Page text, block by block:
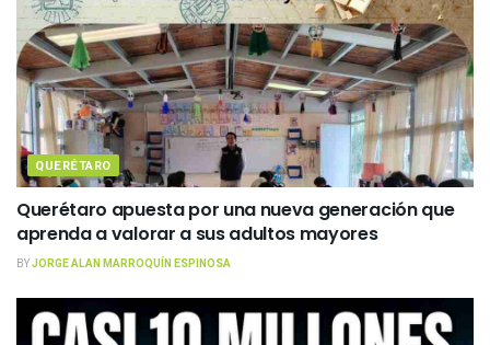
QUERÉTARO
Querétaro apuesta por una nueva generación que
aprenda a valorar a sus adultos mayores
BYJORGE ALAN MARROQUÍN ESPINOSA